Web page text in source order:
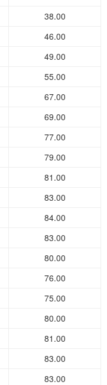
38.00
46.00
49.00
55.00
67.00
69.00
77.00
79.00
81.00
83.00
84.00
83.00
80.00
76.00
75.00
80.00
81.00
83.00
83.00